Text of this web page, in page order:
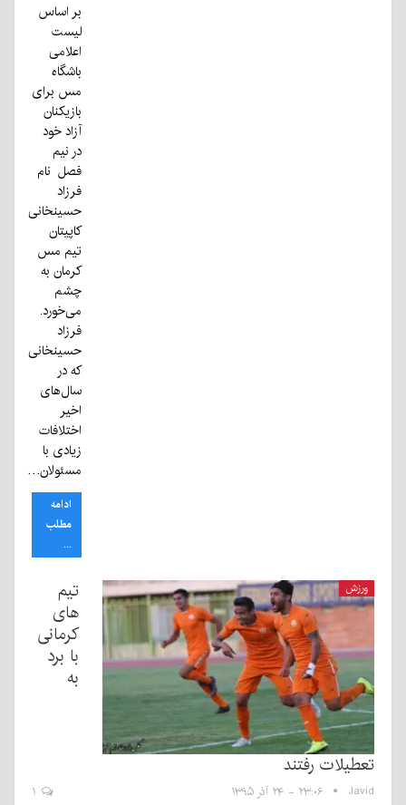
بر اساس
لیست
اعلامی
باشگاه
مس برای
بازیکنان
آزاد خود
در نیم
فصل نام
فرزاد
حسینخانی
کاپیتان
تیم مس
کرمان به
چشم
می‌خورد.
فرزاد
حسینخانی
که در
سال‌های
اخیر
اختلافات
زیادی با
مسئولان…
ادامه
مطلب
...
ورزش
تیم
های
کرمانی
با برد
به
تعطیلات رفتند
Javid ۲۳:۰۶ - ۲۴ آذر ۱۳۹۵